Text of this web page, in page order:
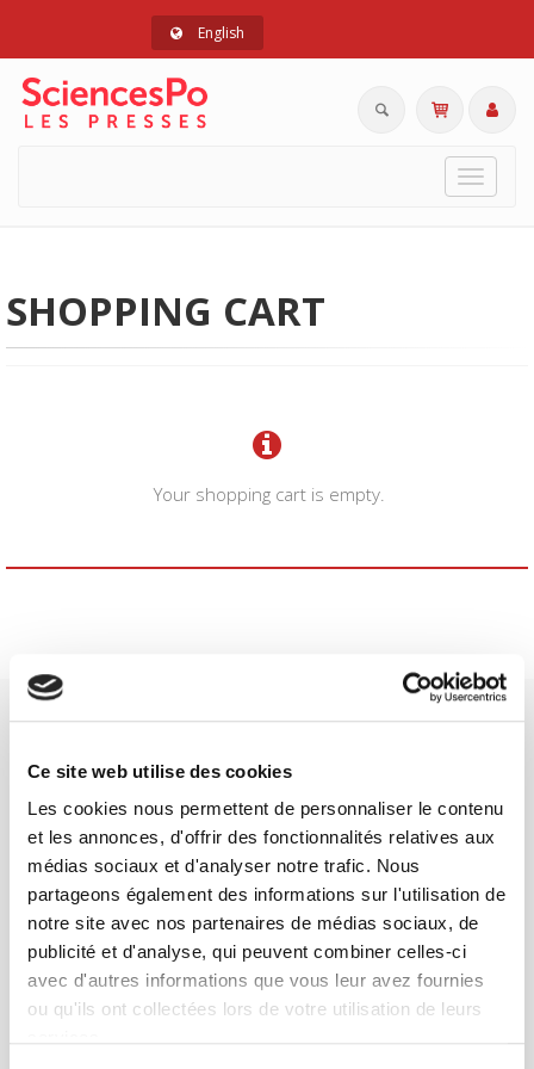
Ce site web utilise des cookies
Les cookies nous permettent de personnaliser le contenu
et les annonces, d'offrir des fonctionnalités relatives aux
médias sociaux et d'analyser notre trafic. Nous
partageons également des informations sur l'utilisation de
notre site avec nos partenaires de médias sociaux, de
publicité et d'analyse, qui peuvent combiner celles-ci
avec d'autres informations que vous leur avez fournies
ou qu'ils ont collectées lors de votre utilisation de leurs
English
Toggle
SHOPPING CART
Your shopping cart is empty.
SCIENCES PO UNIVERSITY PRESS has a threefold role: to publish
original research, to edit reference works for student use, and to
help public and political debate. continue
CONTACTS
FOREIGN RIGHTS